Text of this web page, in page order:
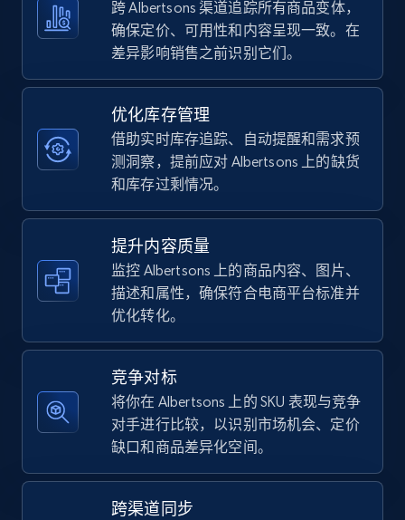
5.4K+ 668+
TikTok Shop - category
URL, Title, Available, Description, Currency, Initial
price, Final price, Discount percent, and more.
TikTok Shop - Collect TikTok shop products
by keywords search
URL, Title, Available, Description, Currency, Initial
price, Final price, Discount percent, and more.
668+ 立即开始
TikTok Shop - discover records by shop url
跨 Albertsons 渠道追踪所有商品变体，
确保定价、可用性和内容呈现一致。在
差异影响销售之前识别它们。
优化库存管理
借助实时库存追踪、自动提醒和需求预
测洞察，提前应对 Albertsons 上的缺货
和库存过剩情况。
提升内容质量
监控 Albertsons 上的商品内容、图片、
描述和属性，确保符合电商平台标准并
优化转化。
竞争对标
将你在 Albertsons 上的 SKU 表现与竞争
对手进行比较，以识别市场机会、定价
缺口和商品差异化空间。
跨渠道同步